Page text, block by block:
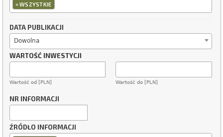
×WSZYSTKIE
DATA PUBLIKACJI
Dowolna
WARTOŚĆ INWESTYCJI
Wartość od [PLN] Wartość do [PLN]
NR INFORMACJI
ŹRÓDŁO INFORMACJI